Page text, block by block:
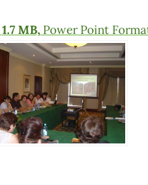
1.7 MB,Power Point